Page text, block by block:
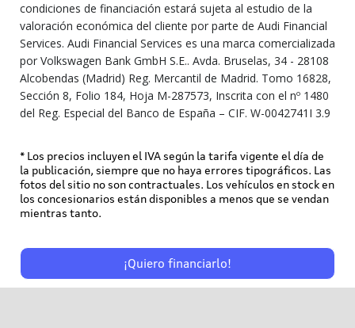
condiciones de financiación estará sujeta al estudio de la
valoración económica del cliente por parte de Audi Financial
Services. Audi Financial Services es una marca comercializada
por Volkswagen Bank GmbH S.E.. Avda. Bruselas, 34 - 28108
Alcobendas (Madrid) Reg. Mercantil de Madrid. Tomo 16828,
Sección 8, Folio 184, Hoja M-287573, Inscrita con el nº 1480
del Reg. Especial del Banco de España – CIF. W-0042741I 3.9
* Los precios incluyen el IVA según la tarifa vigente el día de
la publicación, siempre que no haya errores tipográficos. Las
fotos del sitio no son contractuales. Los vehículos en stock en
los concesionarios están disponibles a menos que se vendan
mientras tanto.
¡Quiero financiarlo!